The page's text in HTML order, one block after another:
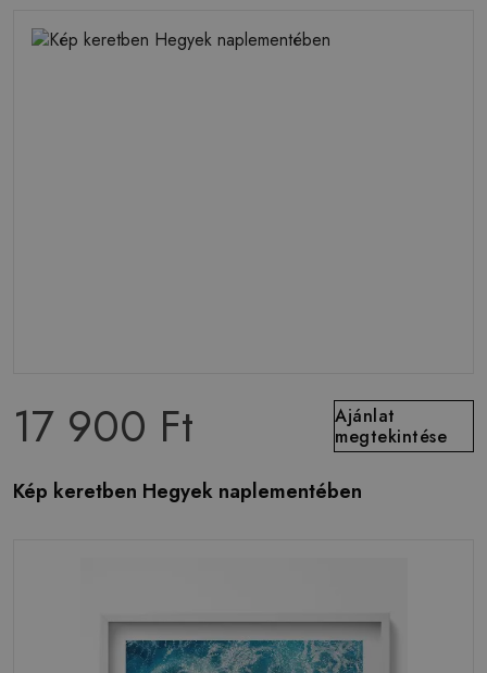
17 900 Ft
Ajánlat
megtekintése
Kép keretben Hegyek naplementében